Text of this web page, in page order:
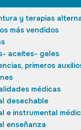
y terapias
más vendidos
aceites- geles
primeros
médicas
desechable
e instrumental
enseñanza